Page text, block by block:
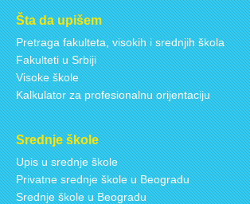
Šta da upišem
Pretraga fakulteta, visokih i srednjih škola
Fakulteti u Srbiji
Visoke škole
Kalkulator za profesionalnu orijentaciju
Srednje škole
Upis u srednje škole
Privatne srednje škole u Beogradu
Srednje škole u Beogradu